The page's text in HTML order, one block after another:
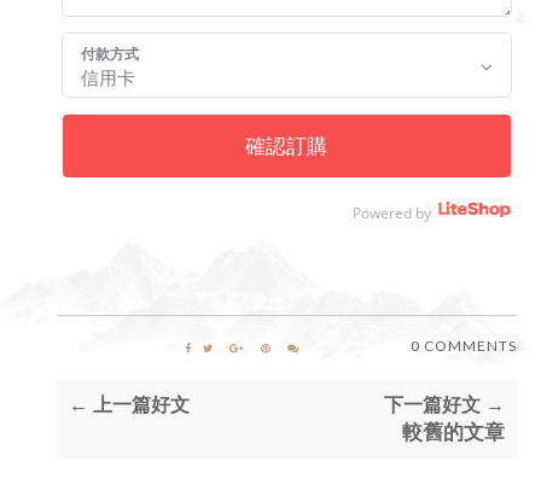
付款方式
確認訂購
Powered by
0 COMMENTS
← 上一篇好文 下一篇好文 →
較舊的文章